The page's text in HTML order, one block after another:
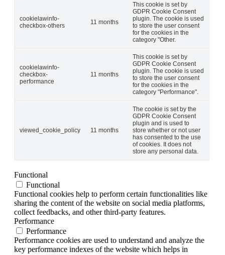
cookielawinfo-
checkbox-others
11 months
This cookie is set by
GDPR Cookie Consent
plugin. The cookie is used
to store the user consent
for the cookies in the
category "Other.
cookielawinfo-
checkbox-
performance
11 months
This cookie is set by
GDPR Cookie Consent
plugin. The cookie is used
to store the user consent
for the cookies in the
category "Performance".
viewed_cookie_policy 11 months
The cookie is set by the
GDPR Cookie Consent
plugin and is used to
store whether or not user
has consented to the use
of cookies. It does not
store any personal data.
Functional
Functional
Functional cookies help to perform certain functionalities like
sharing the content of the website on social media platforms,
collect feedbacks, and other third-party features.
Performance
Performance
Performance cookies are used to understand and analyze the
key performance indexes of the website which helps in